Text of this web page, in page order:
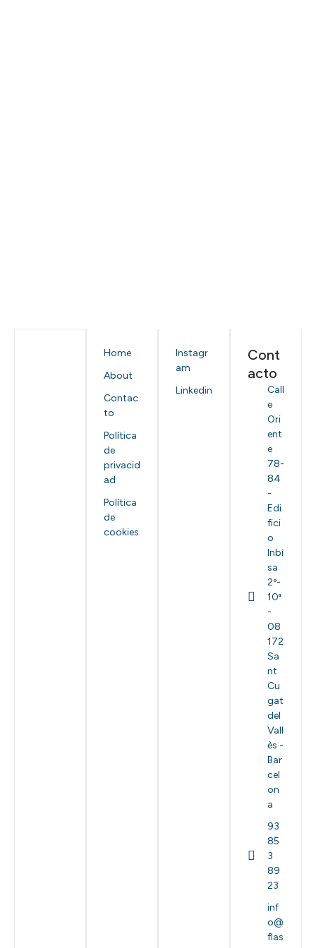
Home
About
Contac
to
Política
de
privacid
ad
Política
de
cookies
Instagr
am
Linkedin
Cont
acto
Call
e
Ori
ent
e
78-
84
-
Edi
fici
o
Inbi
sa
2º-
10ª
-
08
172
Sa
nt
Cu
gat
del
Vall
ès -
Bar
cel
on
a
93
85
3
89
23
inf
o@
flas